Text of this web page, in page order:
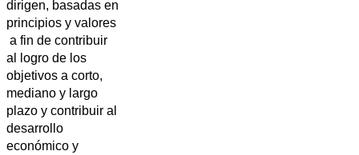
dirigen, basadas en
principios y valores
a fin de contribuir
al logro de los
objetivos a corto,
mediano y largo
plazo y contribuir al
desarrollo
económico y